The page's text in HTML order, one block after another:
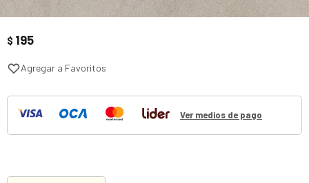
$ 195
Ver medios de pago